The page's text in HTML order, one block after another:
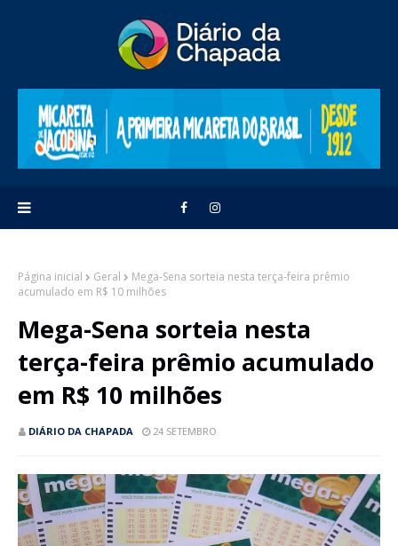
Página inicial Geral
Mega-Sena sorteia nesta terça-feira prêmio
acumulado em R$ 10 milhões
Mega-Sena sorteia nesta
terça-feira prêmio acumulado
em R$ 10 milhões
DIÁRIO DA CHAPADA 24 SETEMBRO